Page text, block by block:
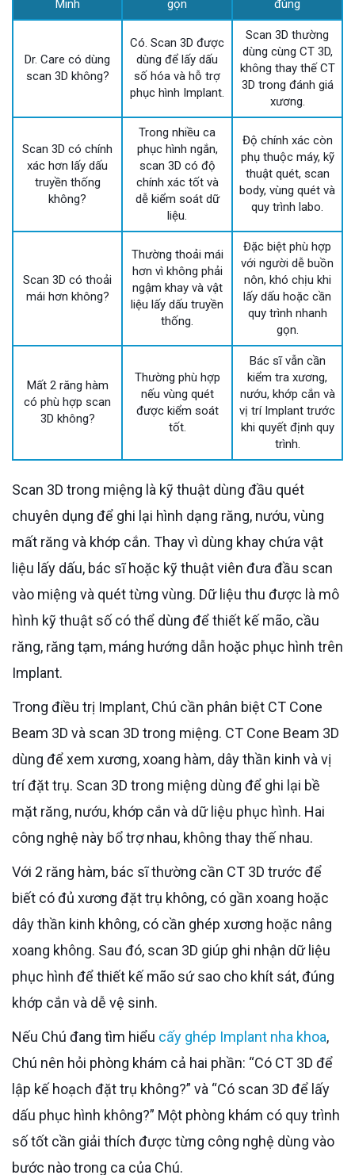
Minh
gọn
đúng
Dr. Care có dùng
scan 3D không?
Có. Scan 3D được
dùng để lấy dấu
số hóa và hỗ trợ
phục hình Implant.
Scan 3D thường
dùng cùng CT 3D,
không thay thế CT
3D trong đánh giá
xương.
Scan 3D có chính
xác hơn lấy dấu
truyền thống
không?
Trong nhiều ca
phục hình ngắn,
scan 3D có độ
chính xác tốt và
dễ kiểm soát dữ
liệu.
Độ chính xác còn
phụ thuộc máy, kỹ
thuật quét, scan
body, vùng quét và
quy trình labo.
Scan 3D có thoải
mái hơn không?
Thường thoải mái
hơn vì không phải
ngậm khay và vật
liệu lấy dấu truyền
thống.
Đặc biệt phù hợp
với người dễ buồn
nôn, khó chịu khi
lấy dấu hoặc cần
quy trình nhanh
gọn.
Mất 2 răng hàm
có phù hợp scan
3D không?
Thường phù hợp
nếu vùng quét
được kiểm soát
tốt.
Bác sĩ vẫn cần
kiểm tra xương,
nướu, khớp cắn và
vị trí Implant trước
khi quyết định quy
trình.
Scan 3D trong miệng là kỹ thuật dùng đầu quét
chuyên dụng để ghi lại hình dạng răng, nướu, vùng
mất răng và khớp cắn. Thay vì dùng khay chứa vật
liệu lấy dấu, bác sĩ hoặc kỹ thuật viên đưa đầu scan
vào miệng và quét từng vùng. Dữ liệu thu được là mô
hình kỹ thuật số có thể dùng để thiết kế mão, cầu
răng, răng tạm, máng hướng dẫn hoặc phục hình trên
Implant.
Trong điều trị Implant, Chú cần phân biệt CT Cone
Beam 3D và scan 3D trong miệng. CT Cone Beam 3D
dùng để xem xương, xoang hàm, dây thần kinh và vị
trí đặt trụ. Scan 3D trong miệng dùng để ghi lại bề
mặt răng, nướu, khớp cắn và dữ liệu phục hình. Hai
công nghệ này bổ trợ nhau, không thay thế nhau.
Với 2 răng hàm, bác sĩ thường cần CT 3D trước để
biết có đủ xương đặt trụ không, có gần xoang hoặc
dây thần kinh không, có cần ghép xương hoặc nâng
xoang không. Sau đó, scan 3D giúp ghi nhận dữ liệu
phục hình để thiết kế mão sứ sao cho khít sát, đúng
khớp cắn và dễ vệ sinh.
Nếu Chú đang tìm hiểu cấy ghép Implant nha khoa,
Chú nên hỏi phòng khám cả hai phần: “Có CT 3D để
lập kế hoạch đặt trụ không?” và “Có scan 3D để lấy
dấu phục hình không?” Một phòng khám có quy trình
số tốt cần giải thích được từng công nghệ dùng vào
bước nào trong ca của Chú.